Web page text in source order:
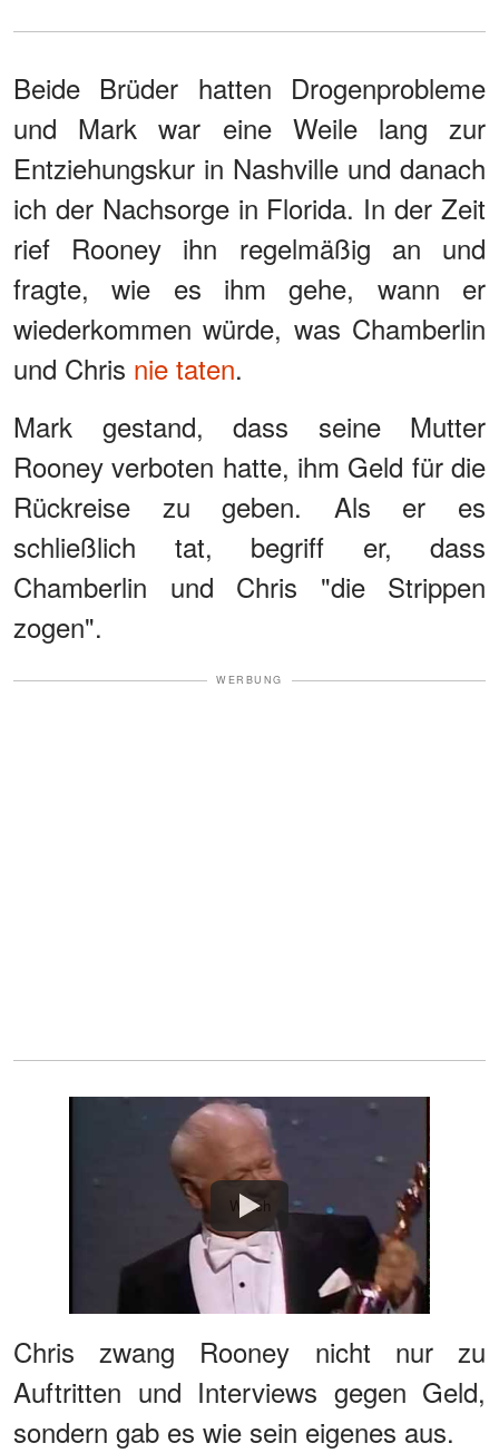
Beide Brüder hatten Drogenprobleme
und Mark war eine Weile lang zur
Entziehungskur in Nashville und danach
ich der Nachsorge in Florida. In der Zeit
rief Rooney ihn regelmäßig an und
fragte, wie es ihm gehe, wann er
wiederkommen würde, was Chamberlin
und Chris nie taten.
Mark gestand, dass seine Mutter
Rooney verboten hatte, ihm Geld für die
Rückreise zu geben. Als er es
schließlich tat, begriff er, dass
Chamberlin und Chris "die Strippen
zogen".
WERBUNG
Watch
Chris zwang Rooney nicht nur zu
Auftritten und Interviews gegen Geld,
sondern gab es wie sein eigenes aus.